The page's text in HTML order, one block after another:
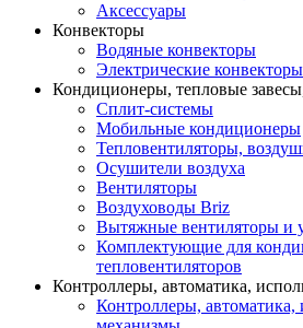
Аксессуары
Конвекторы
Водяные конвекторы
Электрические конвекторы
Кондиционеры, тепловые
Сплит-системы
Мобильные кондиционеры
Тепловентиляторы,
Осушители воздуха
Вентиляторы
Воздуховоды Briz
Вытяжные вентиляторы и
Комплектующие для
тепловентиляторов
Контроллеры, автоматика,
Контроллеры, автоматика,